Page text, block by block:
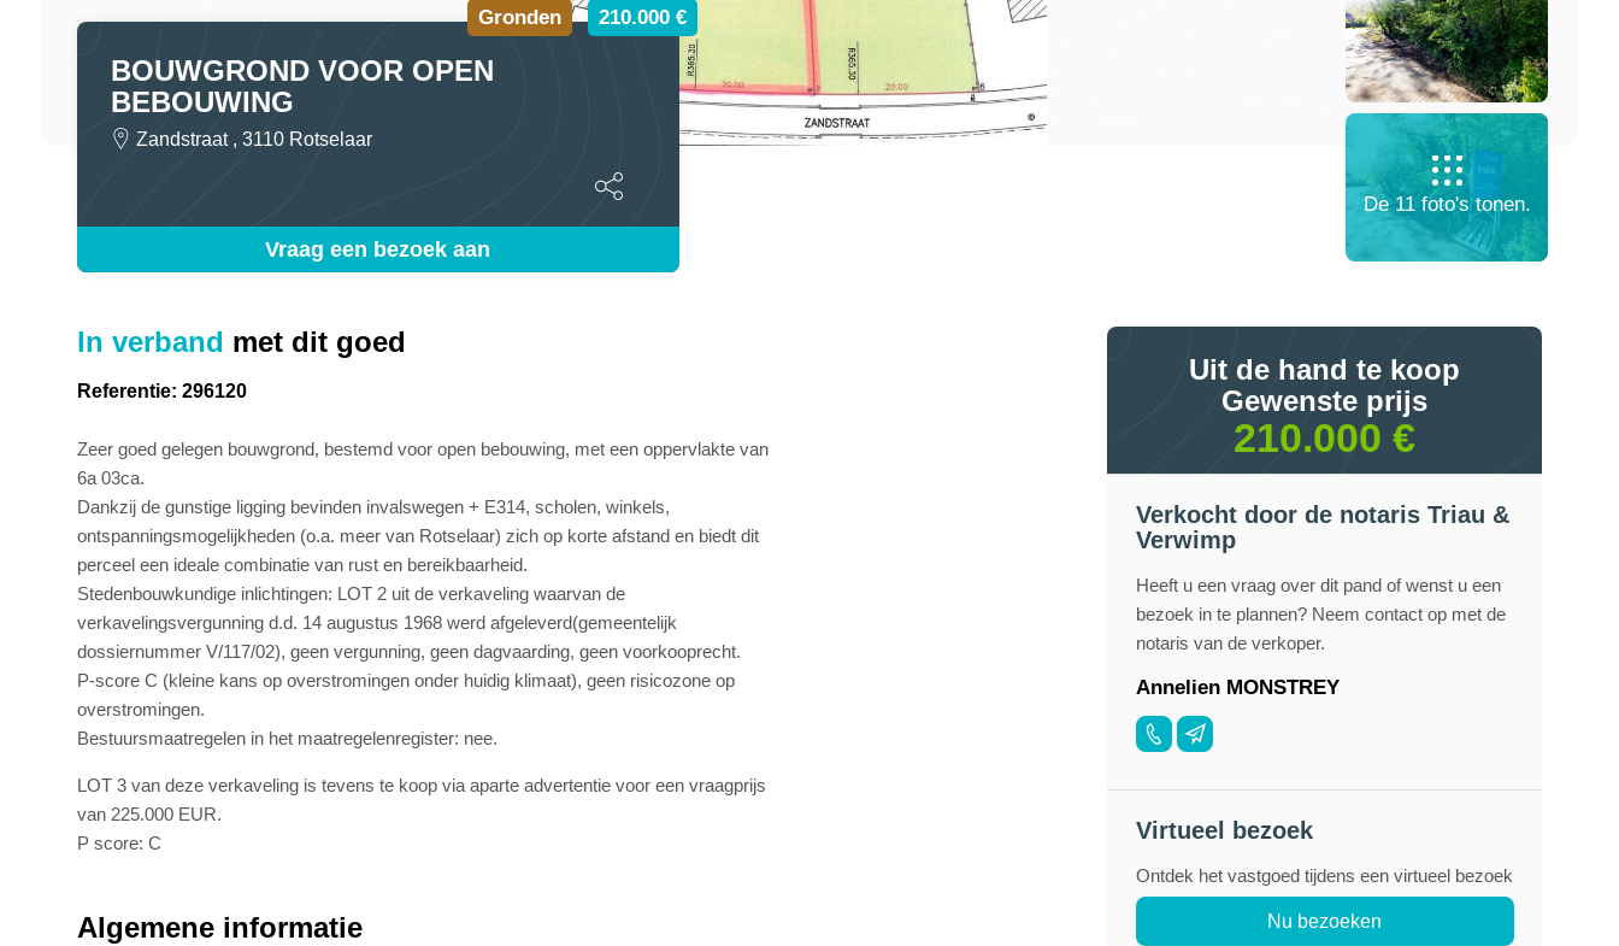
Gronden 210.000 €
BOUWGROND VOOR OPEN
BEBOUWING
Zandstraat , 3110 Rotselaar
Vraag een bezoek aan
De 11 foto's tonen.
In verband met dit goed
Referentie: 296120
Zeer goed gelegen bouwgrond, bestemd voor open bebouwing, met een oppervlakte van
6a 03ca.
Dankzij de gunstige ligging bevinden invalswegen + E314, scholen, winkels,
ontspanningsmogelijkheden (o.a. meer van Rotselaar) zich op korte afstand en biedt dit
perceel een ideale combinatie van rust en bereikbaarheid.
Stedenbouwkundige inlichtingen: LOT 2 uit de verkaveling waarvan de
verkavelingsvergunning d.d. 14 augustus 1968 werd afgeleverd(gemeentelijk
dossiernummer V/117/02), geen vergunning, geen dagvaarding, geen voorkooprecht.
P-score C (kleine kans op overstromingen onder huidig klimaat), geen risicozone op
overstromingen.
Bestuursmaatregelen in het maatregelenregister: nee.
LOT 3 van deze verkaveling is tevens te koop via aparte advertentie voor een vraagprijs
van 225.000 EUR.
P score: C
Algemene informatie
Uit de hand te koop
Gewenste prijs
210.000 €
Verkocht door de notaris Triau &
Verwimp
Heeft u een vraag over dit pand of wenst u een
bezoek in te plannen? Neem contact op met de
notaris van de verkoper.
Annelien MONSTREY
Virtueel bezoek
Ontdek het vastgoed tijdens een virtueel bezoek
Nu bezoeken